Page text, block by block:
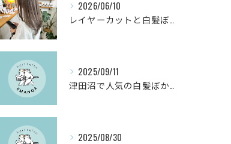
2026/06/10
レイヤーカットと白髪ぼかしカラーで千葉県船橋市の髪悩みを解決
2025/09/11
津田沼で人気の白髪ぼかしヘアサロンとは？
2025/08/30